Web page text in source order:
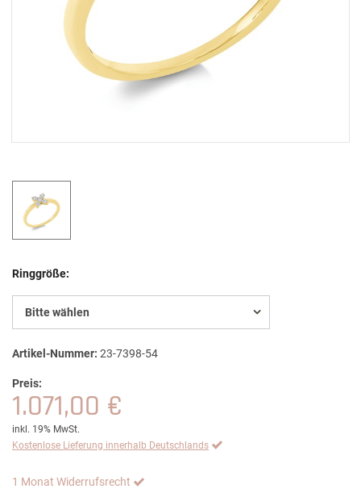
Ringgröße:
Bitte wählen
Artikel-Nummer: 23-7398-54
Preis:
1.071,00 €
inkl. 19% MwSt.
Kostenlose Lieferung innerhalb Deutschlands
1 Monat Widerrufsrecht